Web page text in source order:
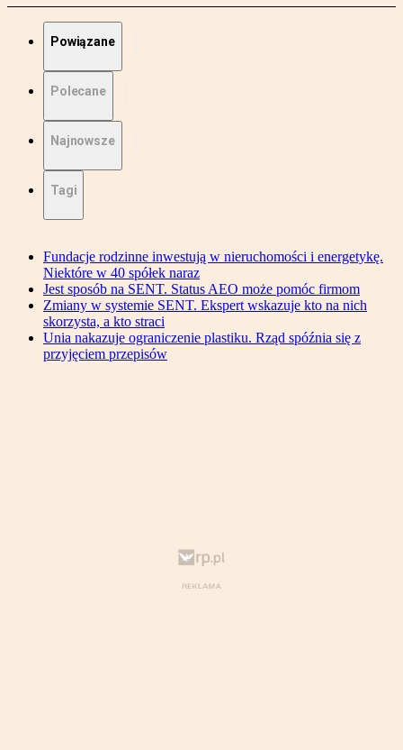
Powiązane
Polecane
Najnowsze
Tagi
Fundacje rodzinne inwestują w nieruchomości i energetykę.
Niektóre w 40 spółek naraz
Jest sposób na SENT. Status AEO może pomóc firmom
Zmiany w systemie SENT. Ekspert wskazuje kto na nich
skorzysta, a kto straci
Unia nakazuje ograniczenie plastiku. Rząd spóźnia się z
przyjęciem przepisów